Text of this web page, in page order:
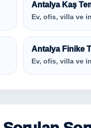
Antalya Kaş
Ev, ofis, villa ve
Antalya Finike
Ev, ofis, villa ve